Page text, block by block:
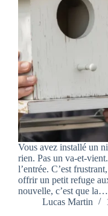
Vous avez installé un
rien. Pas un va-et-
l’entrée. C’est
offrir un petit refuge
nouvelle, c’est que la…
Lucas Martin